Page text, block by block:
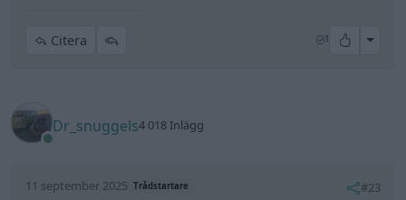
Citera 1 All
Dr_snuggels4 018 Inlägg
11 september 2025 Trådstartare #23